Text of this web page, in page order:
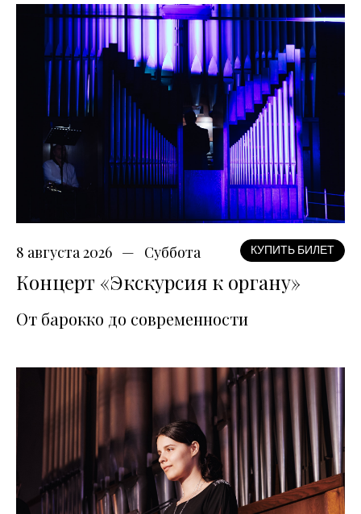
8 августа 2026 Суббота КУПИТЬ БИЛЕТ
Концерт «Экскурсия к органу»
От барокко до современности